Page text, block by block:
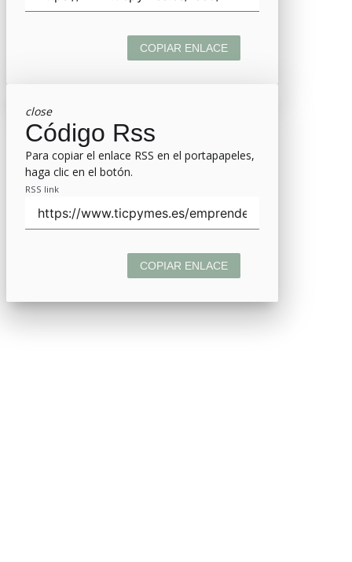
COPIAR ENLACE
close
Código Rss
Para copiar el enlace RSS en el portapapeles,
haga clic en el botón.
RSS link
COPIAR ENLACE